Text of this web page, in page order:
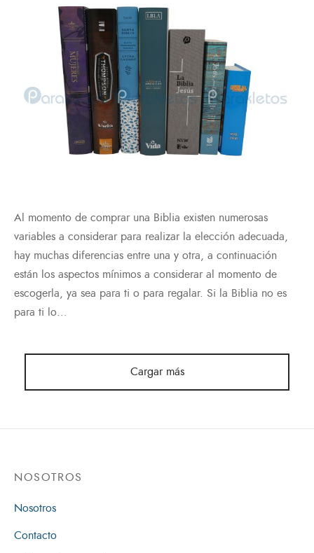
Al momento de comprar una Biblia existen numerosas
variables a considerar para realizar la elección adecuada,
hay muchas diferencias entre una y otra, a continuación
están los aspectos mínimos a considerar al momento de
escogerla, ya sea para ti o para regalar. Si la Biblia no es
para ti lo…
Cargar más
NOSOTROS
Nosotros
Contacto